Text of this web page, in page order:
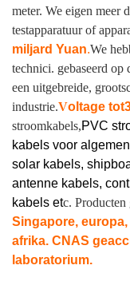
meter. We eigen meer
testapparatuur of
miljard Yuan.We
technici. gebaseerd op
een uitgebreide,
industrie.Voltage tot
stroomkabels,PVC
kabels voor
solar kabels,
antenne kabels,
kabels etc. Producten
Singapore,
afrika. CNAS
laboratorium.